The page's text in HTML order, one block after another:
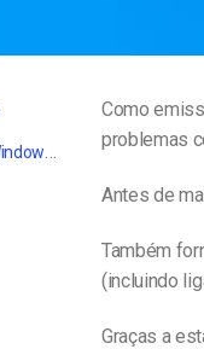
Nota importante para os utilizadores do Windows 7
Como
problemas
Antes de
Também
(incluindo
Graças a